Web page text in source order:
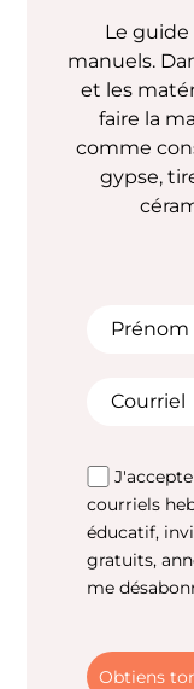
Le
manuels.
et les
faire la
comme
gypse,
courriels
éducatif,
gratuits,
me
Obtiens